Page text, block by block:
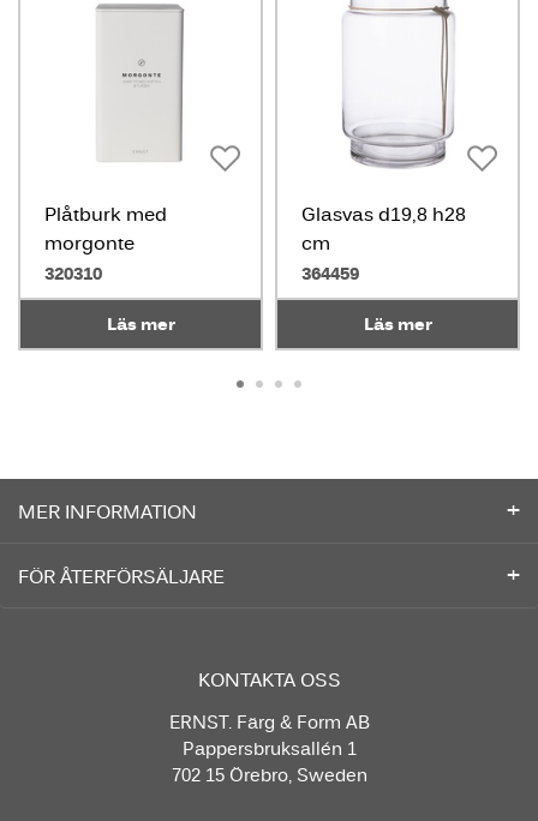
Plåtburk med
morgonte
320310
Läs mer
Glasvas d19,8 h28
cm
364459
Läs mer
MER INFORMATION
FÖR ÅTERFÖRSÄLJARE
KONTAKTA OSS
ERNST. Färg & Form AB
Pappersbruksallén 1
702 15 Örebro, Sweden